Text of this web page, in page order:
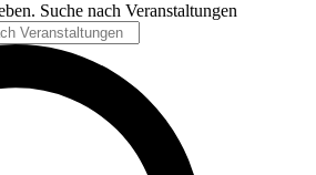
Suche nach Veranstaltungen